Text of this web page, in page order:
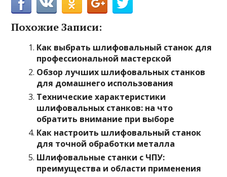
Похожие Записи:
Как выбрать шлифовальный станок для
профессиональной мастерской
Обзор лучших шлифовальных станков
для домашнего использования
Технические характеристики
шлифовальных станков: на что
обратить внимание при выборе
Как настроить шлифовальный станок
для точной обработки металла
Шлифовальные станки с ЧПУ:
преимущества и области применения